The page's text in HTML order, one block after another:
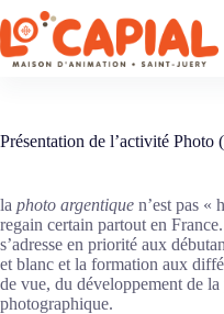
Passer
au
contenu
Présentation de l’activité Photo
la photo argentique n’est pas «
regain certain partout en
s’adresse en priorité aux
et blanc et la formation aux
de vue, du développement de
photographique.